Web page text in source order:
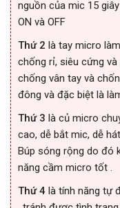
nguồn của mic 15
ON và OFF
Thứ 2 là tay micro
chống rỉ, siêu cứng
chống vân tay và
đông và đặc biệt là
Thứ 3 là củ micro
cao, dễ bắt mic, dễ
Búp sóng rộng do đó
năng cầm micro tốt .
Thứ 4 là tính năng tự